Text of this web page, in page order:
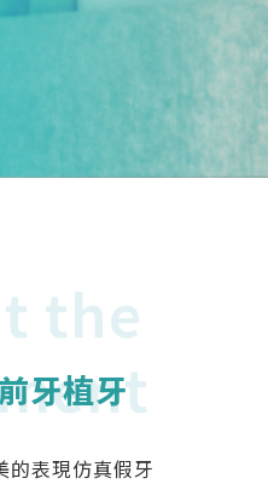
the
牙植牙
的表現仿真假牙